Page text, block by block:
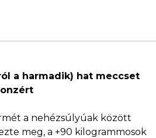
a harmadik) hat meccset
a nehézsúlyúak között
meg, a +90 kilogrammosok